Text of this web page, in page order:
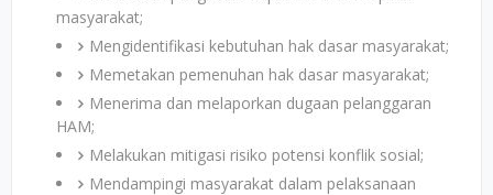
masyarakat;
Mengidentifikasi kebutuhan hak dasar masyarakat;
Memetakan pemenuhan hak dasar masyarakat;
Menerima dan melaporkan dugaan pelanggaran
HAM;
Melakukan mitigasi risiko potensi konflik sosial;
Mendampingi masyarakat dalam pelaksanaan